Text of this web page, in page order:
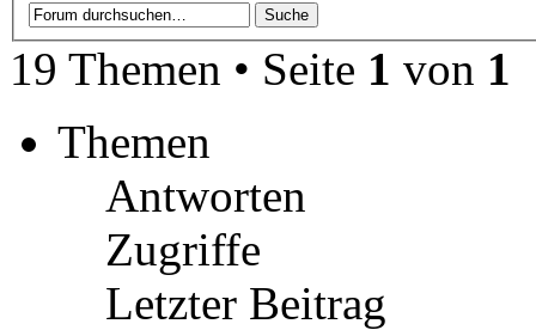
19 Themen • Seite 1 von 1
Themen
Antworten
Zugriffe
Letzter Beitrag